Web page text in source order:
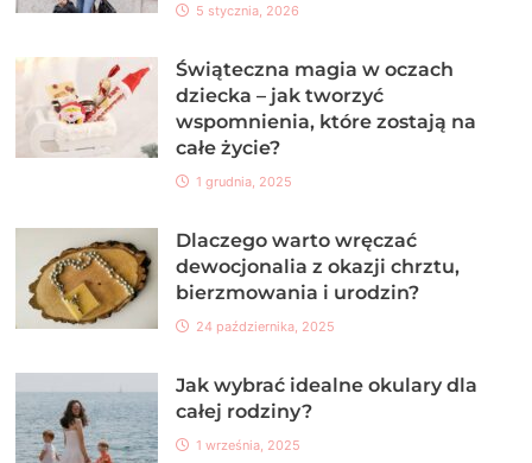
5 stycznia, 2026
Świąteczna magia w oczach
dziecka – jak tworzyć
wspomnienia, które zostają na
całe życie?
1 grudnia, 2025
Dlaczego warto wręczać
dewocjonalia z okazji chrztu,
bierzmowania i urodzin?
24 października, 2025
Jak wybrać idealne okulary dla
całej rodziny?
1 września, 2025